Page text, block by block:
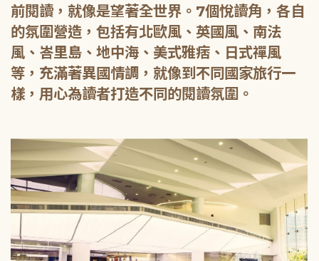
前閱讀，就像是望著全世界。7個悅讀角，各自
的氛圍營造，包括有北歐風、英國風、南法
風、峇里島、地中海、美式雅痞、日式禪風
等，充滿著異國情調，就像到不同國家旅行一
樣，用心為讀者打造不同的閱讀氛圍。